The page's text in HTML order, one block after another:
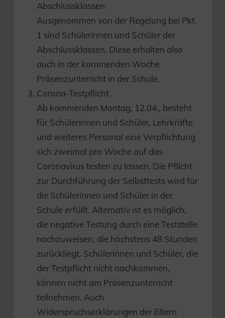
Abschlussklassen
Ausgenommen von der Regelung bei Pkt.
1 sind Schülerinnen und Schüler der
Abschlussklassen. Diese erhalten also
auch in der kommenden Woche
Präsenzunterricht in der Schule.
Corona-Testpflicht
Ab kommenden Montag, 12.04., besteht
für Schülerinnen und Schüler, Lehrkräfte
und weiteres Personal eine Verpflichtung
sich zweimal pro Woche auf das
Coronavirus testen zu lassen. Die Pflicht
zur Durchführung der Selbsttests wird für
die Schülerinnen und Schüler in der
Schule erfüllt. Alternativ ist es möglich,
die negative Testung durch eine Teststelle
nachzuweisen, die höchstens 48 Stunden
zurückliegt. Schülerinnen und Schüler, die
der Testpflicht nicht nachkommen,
können nicht am Präsenzunterricht
teilnehmen. Auch
Widerspruchserklärungen der Eltern